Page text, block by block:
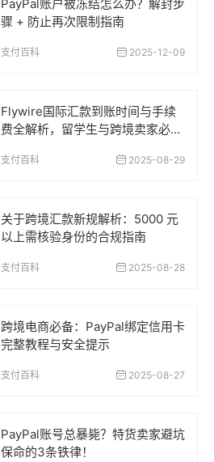
PayPal账户被冻结怎么办？解封步
骤 + 防止再次限制指南
支付百科 2025-12-09
Flywire国际汇款到账时间与手续
费全解析，留学生与跨境卖家必读
支付百科 2025-08-29
关于跨境汇款新规解析：5000 元
以上需核验身份的合规指南
支付百科 2025-08-28
跨境电商必备：PayPal绑定信用卡
完整教程与安全提示
支付百科 2025-08-27
PayPal账号总暴毙？特货卖家避坑
保命的3条铁律！